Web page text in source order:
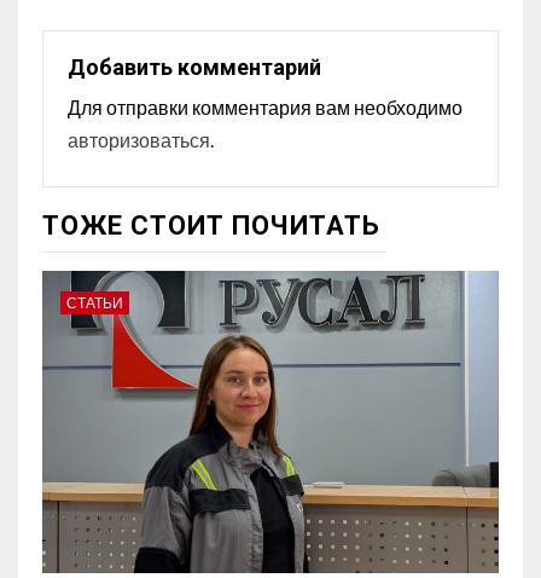
Добавить комментарий
Для отправки комментария вам необходимо
авторизоваться.
ТОЖЕ СТОИТ ПОЧИТАТЬ
СТАТЬИ